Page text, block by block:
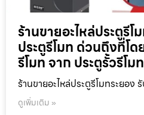
ร้านขายอะไหล่ประตูรี
ประตูรีโมท ด่วนถึงที่โ
รีโมท จาก ประตูรั้วรีโ
ร้านขายอะไหล่ประตูรีโมทระยอง
ดูเพิ่มเติม »